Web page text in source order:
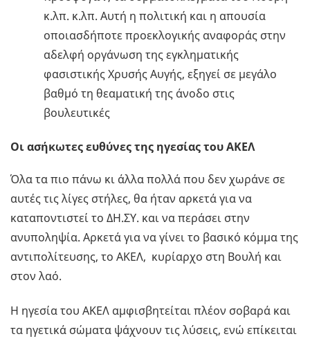
κ.λπ. κ.λπ. Αυτή η πολιτική και η απουσία
οποιασδήποτε προεκλογικής αναφοράς στην
αδελφή οργάνωση της εγκληματικής
φασιστικής Χρυσής Αυγής, εξηγεί σε μεγάλο
βαθμό τη θεαματική της άνοδο στις
βουλευτικές
Οι ασήκωτες ευθύνες της ηγεσίας του ΑΚΕΛ
Όλα τα πιο πάνω κι άλλα πολλά που δεν χωράνε σε
αυτές τις λίγες στήλες, θα ήταν αρκετά για να
καταποντιστεί το ΔΗ.ΣΥ. και να περάσει στην
ανυποληψία. Αρκετά για να γίνει το βασικό κόμμα της
αντιπολίτευσης, το ΑΚΕΛ, κυρίαρχο στη Βουλή και
στον λαό.
Η ηγεσία του ΑΚΕΛ αμφισβητείται πλέον σοβαρά και
τα ηγετικά σώματα ψάχνουν τις λύσεις, ενώ επίκειται